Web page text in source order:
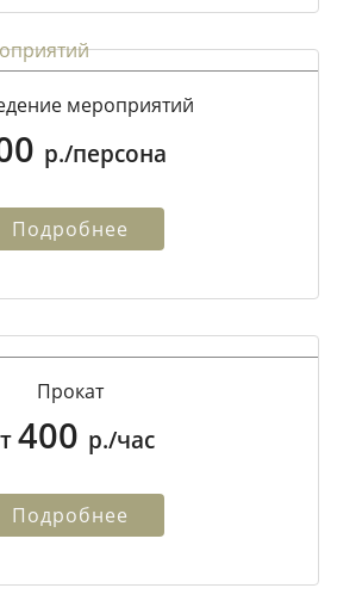
мероприятий
р./персона
Подробнее
Прокат
400 р./час
Подробнее